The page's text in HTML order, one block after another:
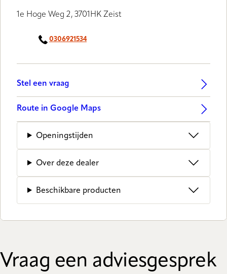
1e Hoge Weg 2, 3701HK Zeist
0306921534
Stel een vraag
Route in Google Maps
Openingstijden
Over deze dealer
Beschikbare producten
Vraag een adviesgesprek